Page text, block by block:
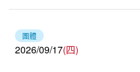
團體
2026/09/17(四)